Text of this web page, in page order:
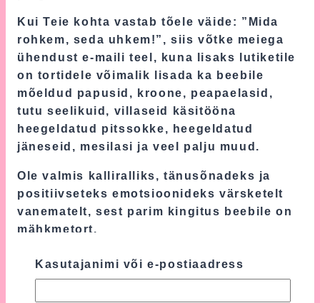
Kui Teie kohta vastab tõele väide: ”Mida
rohkem, seda uhkem!”, siis võtke meiega
ühendust e-maili teel, kuna lisaks lutiketile
on tortidele võimalik lisada ka beebile
mõeldud papusid, kroone, peapaelasid,
tutu seelikuid, villaseid käsitööna
heegeldatud pitssokke, heegeldatud
jäneseid, mesilasi ja veel palju muud.
Ole valmis kalliralliks, tänusõnadeks ja
positiivseteks emotsioonideks värsketelt
vanematelt, sest parim kingitus beebile on
mähkmetort.
Lisainfo
Kasutajanimi või e-postiaadress